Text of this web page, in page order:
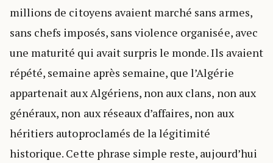
millions de citoyens avaient marché sans armes,
sans chefs imposés, sans violence organisée, avec
une maturité qui avait surpris le monde. Ils avaient
répété, semaine après semaine, que l’Algérie
appartenait aux Algériens, non aux clans, non aux
généraux, non aux réseaux d’affaires, non aux
héritiers autoproclamés de la légitimité
historique. Cette phrase simple reste, aujourd’hui